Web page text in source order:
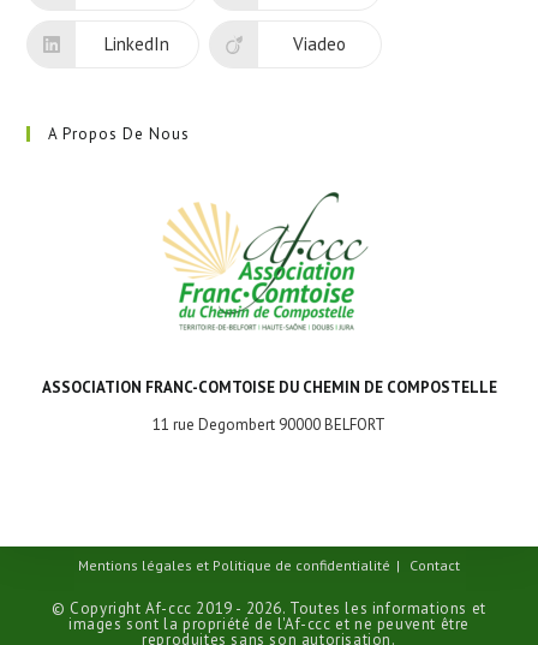
LinkedIn Viadeo
A Propos De Nous
ASSOCIATION FRANC-COMTOISE DU CHEMIN DE COMPOSTELLE
11 rue Degombert 90000 BELFORT
Mentions légales et Politique de confidentialité Contact
© Copyright Af-ccc 2019 - 2026. Toutes les informations et
images sont la propriété de l'Af-ccc et ne peuvent être
reproduites sans son autorisation.